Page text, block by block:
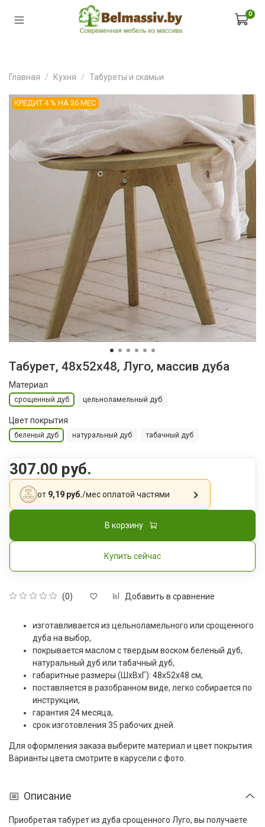
0
Главная Кухня Табуреты и скамьи
КРЕДИТ 4 % НА 36 МЕС
Табурет, 48x52x48, Луго, массив дуба
(0) Добавить в сравнение
Материал
срощенный дуб цельноламельный дуб
Цвет покрытия
беленый дуб натуральный дуб табачный дуб
307.00 руб.
от 9,19 руб./месоплатой частями
В корзину
Купить сейчас
изготавливается из цельноламельного или срощенного
дуба на выбор,
покрывается маслом с твердым воском беленый дуб,
натуральный дуб или табачный дуб,
габаритные размеры (ШxВxГ): 48x52x48 см,
поставляется в разобранном виде, легко собирается по
инструкции,
гарантия 24 месяца,
срок изготовления 35 рабочих дней.
Для оформления заказа выберите материал и цвет покрытия.
Варианты цвета смотрите в карусели с фото.
Описание
Приобретая табурет из дуба срощенного Луго, вы получаете